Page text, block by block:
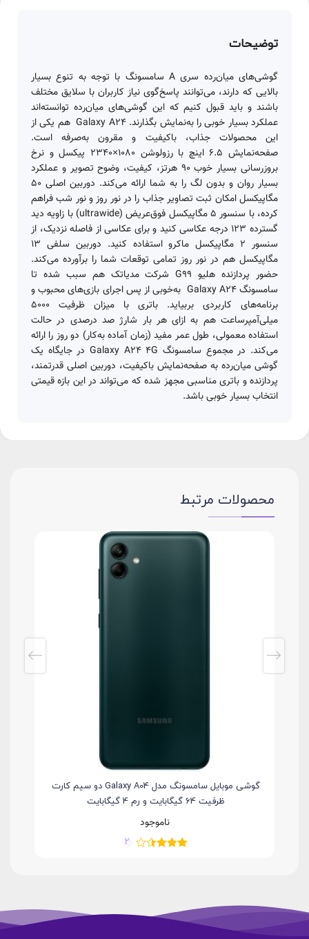
توضیحات
گوشی‌های میان‌رده سری A سامسونگ با توجه به تنوع بسیار
بالایی که دارند، می‌توانند پاسخ‌گوی نیاز کاربران با سلایق مختلف
باشند و باید قبول کنیم که این گوشی‌های میان‌رده توانسته‌اند
عملکرد بسیار خوبی را به‌نمایش بگذارند. Galaxy A24 هم یکی از
این محصولات جذاب، با‌کیفیت و مقرون به‌صرفه است.
صفحه‌نمایش 6.5 اینچ با رزولوشن 1080×2340 پیکسل و نرخ
بروزرسانی بسیار خوب 90 هرتز، کیفیت، وضوح تصویر و عملکرد
بسیار روان و بدون لگ را به شما ارائه می‌کند. دوربین اصلی 50
مگاپیکسل امکان ثبت تصاویر جذاب را در نور روز و نور شب فراهم
کرده، با سنسور 5 مگاپیکسل فوق‌عریض (ultrawide) با زاویه دید
گسترده 123 درجه عکاسی کنید و برای عکاسی از فاصله نزدیک، از
سنسور 2 مگاپیکسل ماکرو استفاده کنید. دوربین سلفی 13
مگاپیکسل هم در نور روز تمامی توقعات شما را برآورده می‌کند.
حضور پردازنده هلیو G99 شرکت مدیاتک هم سبب شده تا
سامسونگ Galaxy A24 به‌خوبی از پس اجرای بازی‌های محبوب و
برنامه‌های کاربردی بربیاید. باتری با میزان ظرفیت 5000
میلی‌آمپر‌ساعت هم به ازای هر بار شارژ صد درصدی در حالت
استفاده معمولی، طول عمر مفید (زمان آماده به‌کار) دو روز را ارائه
می‌کند. در مجموع سامسونگ Galaxy A24 4G در جایگاه یک
گوشی میان‌رده به صفحه‌نمایش با‌کیفیت، دوربین اصلی قدرتمند،
پردازنده و باتری مناسبی مجهز شده که می‌تواند در این بازه قیمتی
انتخاب بسیار خوبی باشد.
محصولات مرتبط
گوشی موبایل سامسونگ مدل Galaxy A04 دو سیم کارت
ظرفیت 64 گیگابایت و رم 4 گیگابایت
ناموجود
2